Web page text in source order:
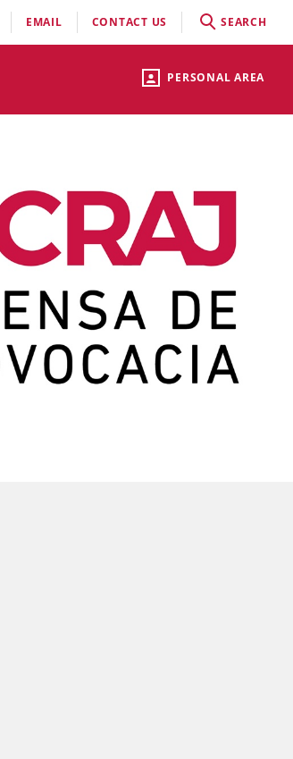
PERSONAL AREA
EMAIL CONTACT US SEARCH